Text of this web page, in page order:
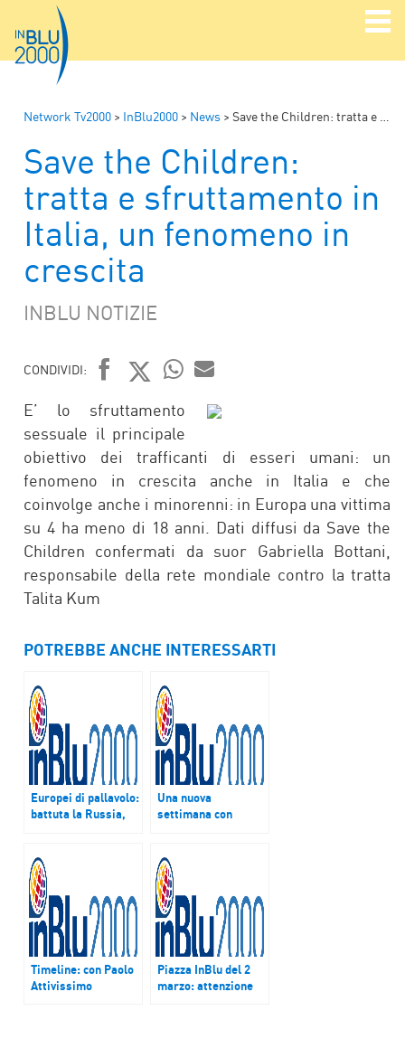
Network Tv2000 > InBlu2000 > News > Save the Children: tratta e sfruttamento in Italia, un fenomeno in crescita
Save the Children:
tratta e sfruttamento in
Italia, un fenomeno in
crescita
INBLU NOTIZIE
CONDIVIDI:
FACEBOOK
TWITTER
WHATSAPP
MAIL
E’ lo sfruttamento
sessuale il principale
obiettivo dei trafficanti di esseri umani: un
fenomeno in crescita anche in Italia e che
coinvolge anche i minorenni: in Europa una vittima
su 4 ha meno di 18 anni. Dati diffusi da Save the
Children confermati da suor Gabriella Bottani,
responsabile della rete mondiale contro la tratta
Talita Kum
POTREBBE ANCHE INTERESSARTI
Europei di pallavolo:
battuta la Russia,
Una nuova
settimana con
Timeline: con Paolo
Attivissimo
Piazza InBlu del 2
marzo: attenzione